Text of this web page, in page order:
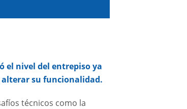
el nivel del entrepiso ya
su funcionalidad.
técnicos como la